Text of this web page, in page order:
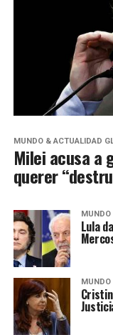
MUNDO & ACTUALIDAD
Milei acusa a
querer
MUNDO
Lula
MUNDO